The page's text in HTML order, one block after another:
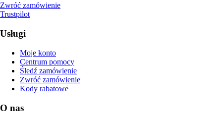
Zwróć zamówienie
Trustpilot
Usługi
Moje konto
Centrum pomocy
Śledź zamówienie
Zwróć zamówienie
Kody rabatowe
O nas